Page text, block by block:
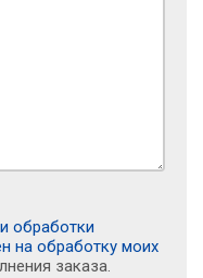
обработки
на обработку моих
заказа.